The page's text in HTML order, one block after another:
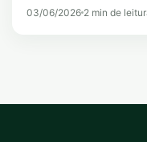
03/06/2026 2 min de